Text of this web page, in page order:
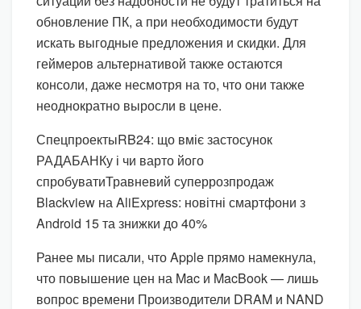
обновление ПК, а при необходимости будут
искать выгодные предложения и скидки. Для
геймеров альтернативой также остаются
консоли, даже несмотря на то, что они также
неоднократно выросли в цене.
СпецпроектыRB24: що вміє застосунок
РАДАБАНКу і чи варто його
спробуватиТравневий суперрозпродаж
Blackview на AliExpress: новітні смартфони з
Android 15 та знижки до 40%
Ранее мы писали, что Apple прямо намекнула,
что повышение цен на Mac и MacBook — лишь
вопрос времени Производители DRAM и NAND